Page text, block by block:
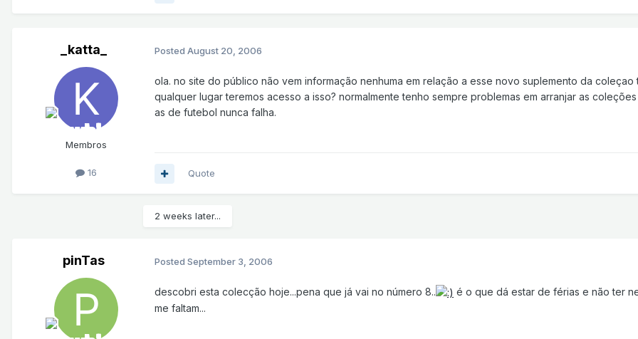
_katta_
Membros
16
Posted August 20, 2006
ola. no site do público não vem informação nenhuma em relação a esse novo suplemento da
qualquer lugar teremos acesso a isso? normalmente tenho sempre problemas em arranjar as
as de futebol nunca falha.
Quote
2 weeks later...
pinTas Posted September 3, 2006
descobri esta colecção hoje...pena que já vai no número 8..
é o que dá estar de férias e não ter
me faltam...